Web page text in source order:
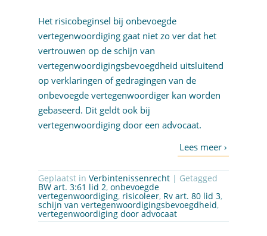
Het risicobeginsel bij onbevoegde
vertegenwoordiging gaat niet zo ver dat het
vertrouwen op de schijn van
vertegenwoordigingsbevoegdheid uitsluitend
op verklaringen of gedragingen van de
onbevoegde vertegenwoordiger kan worden
gebaseerd. Dit geldt ook bij
vertegenwoordiging door een advocaat.
Geplaatst in Verbintenissenrecht | Getagged
BW art. 3:61 lid 2, onbevoegde
vertegenwoordiging, risicoleer, Rv art. 80 lid 3,
schijn van vertegenwoordigingsbevoegdheid,
vertegenwoordiging door advocaat